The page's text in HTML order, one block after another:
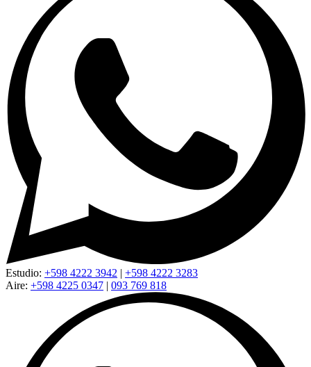
Estudio: +598 4222 3942 | +598 4222 3283
Aire: +598 4225 0347 | 093 769 818